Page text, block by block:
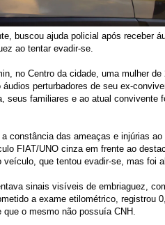
buscou ajuda policial após receber
ao tentar evadir-se.
no Centro da cidade, uma mulher de
perturbadores de seu ex-
seus familiares e ao atual convivente
constância das ameaças e injúrias
FIAT/UNO cinza em frente ao
que tentou evadir-se, mas foi
sinais visíveis de embriaguez,
a exame etilométrico, registrou
o mesmo não possuía CNH.